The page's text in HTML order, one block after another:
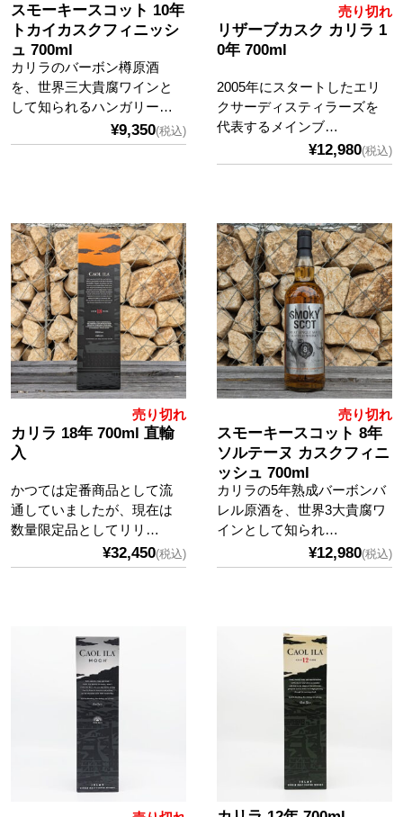
スモーキースコット 10年
トカイカスクフィニッシ
ュ 700ml
カリラのバーボン樽原酒
を、世界三大貴腐ワインと
して知られるハンガリー…
¥9,350(税込)
売り切れ
リザーブカスク カリラ 1
0年 700ml
2005年にスタートしたエリ
クサーディスティラーズを
代表するメインブ…
¥12,980(税込)
売り切れ
カリラ 18年 700ml 直輸
入
かつては定番商品として流
通していましたが、現在は
数量限定品としてリリ…
¥32,450(税込)
売り切れ
スモーキースコット 8年
ソルテーヌ カスクフィニ
ッシュ 700ml
カリラの5年熟成バーボンバ
レル原酒を、世界3大貴腐ワ
インとして知られ…
¥12,980(税込)